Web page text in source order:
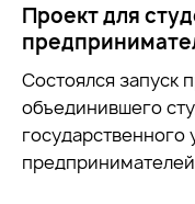
Проект для
Состоялся запуск
объединившего
государственного